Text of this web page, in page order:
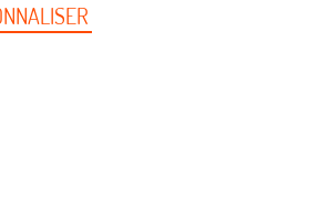
en résille métallique
de la ville d'Ancenis en